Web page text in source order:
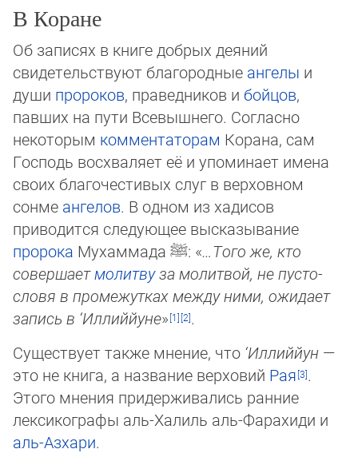
В Коране
Об записях в книге добрых дея­ний
свидетель­ствуют благо­род­ные ангелы и
души про­ро­ков, праведников и бойцов,
павших на пути Всевышнего. Согласно
некоторым ком­мен­таторам Корана, сам
Господь восхваляет её и упоминает имена
своих благо­чес­ти­вых слуг в верховном
сонме ангелов. В одном из хадисов
приводится следую­щее выс­ка­зывание
пророка Мухаммада ﷺ: «…Того же, кто
совершаетмолитвуза мо­лит­вой, не пус­то­
словя в проме­жут­ках между ними, ожидает
запись в ‘Иллиййуне»
.
Существует также мнение, что ‘Иллиййун —
это не книга, а на­зва­ние верховий Рая
.
Это­го мнения придерживались ранние
лексикографы аль-Халиль аль-Фарахиди и
аль-Азхари.